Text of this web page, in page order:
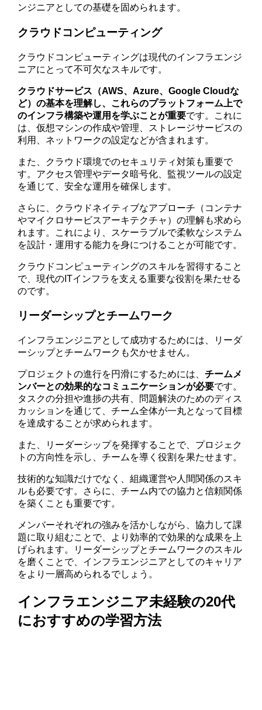
ンジニアとしての基礎を固められます。
クラウドコンピューティング
クラウドコンピューティングは現代のインフラエンジ
ニアにとって不可欠なスキルです。
クラウドサービス（AWS、Azure、Google Cloudな
ど）の基本を理解し、これらのプラットフォーム上で
のインフラ構築や運用を学ぶことが重要です。これに
は、仮想マシンの作成や管理、ストレージサービスの
利用、ネットワークの設定などが含まれます。
また、クラウド環境でのセキュリティ対策も重要で
す。アクセス管理やデータ暗号化、監視ツールの設定
を通じて、安全な運用を確保します。
さらに、クラウドネイティブなアプローチ（コンテナ
やマイクロサービスアーキテクチャ）の理解も求めら
れます。これにより、スケーラブルで柔軟なシステム
を設計・運用する能力を身につけることが可能です。
クラウドコンピューティングのスキルを習得すること
で、現代のITインフラを支える重要な役割を果たせる
のです。
リーダーシップとチームワーク
インフラエンジニアとして成功するためには、リーダ
ーシップとチームワークも欠かせません。
プロジェクトの進行を円滑にするためには、チームメ
ンバーとの効果的なコミュニケーションが必要です。
タスクの分担や進捗の共有、問題解決のためのディス
カッションを通じて、チーム全体が一丸となって目標
を達成することが求められます。
また、リーダーシップを発揮することで、プロジェク
トの方向性を示し、チームを導く役割を果たせます。
技術的な知識だけでなく、組織運営や人間関係のスキ
ルも必要です。さらに、チーム内での協力と信頼関係
を築くことも重要です。
メンバーそれぞれの強みを活かしながら、協力して課
題に取り組むことで、より効率的で効果的な成果を上
げられます。リーダーシップとチームワークのスキル
を磨くことで、インフラエンジニアとしてのキャリア
をより一層高められるでしょう。
インフラエンジニア未経験の20代
におすすめの学習方法